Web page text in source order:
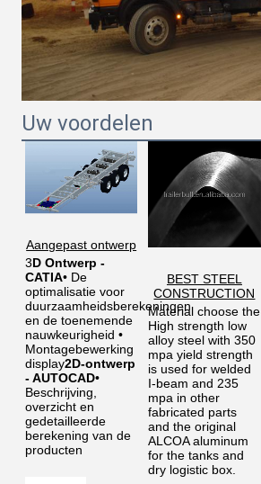
Uw voordelen
Aangepast ontwerp
3D Ontwerp -
CATIA• De
optimalisatie voor
duurzaamheidsberekeningen
en de toenemende
nauwkeurigheid •
Montagebewerking
display2D-ontwerp
- AUTOCAD•
Beschrijving,
overzicht en
gedetailleerde
berekening van de
producten
BEST STEEL
CONSTRUCTION
Material choose the
High strength low
alloy steel with 350
mpa yield strength
is used for welded
I-beam and 235
mpa in other
fabricated parts
and the original
ALCOA aluminum
for the tanks and
dry logistic box.